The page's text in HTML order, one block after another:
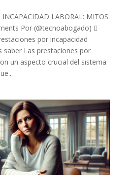
INCAPACIDAD LABORAL: MITOS
Por (@tecnoabogado) 
por incapacidad
saber Las prestaciones por
un aspecto crucial del sistema